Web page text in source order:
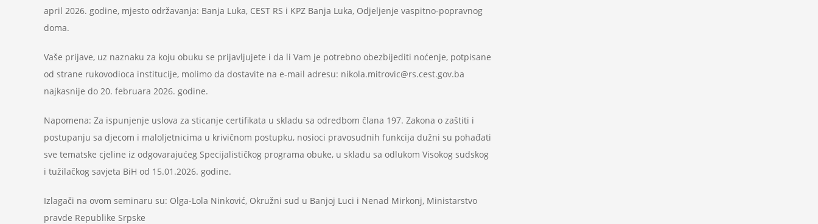
april 2026. godine, mjesto održavanja: Banja Luka, CEST RS i KPZ Banja Luka, Odjeljenje vaspitno-popravnog
doma.
Vaše prijave, uz naznaku za koju obuku se prijavljujete i da li Vam je potrebno obezbijediti noćenje, potpisane
od strane rukovodioca institucije, molimo da dostavite na e-mail adresu: nikola.mitrovic@rs.cest.gov.ba
najkasnije do 20. februara 2026. godine.
Napomena: Za ispunjenje uslova za sticanje certifikata u skladu sa odredbom člana 197. Zakona o zaštiti i
postupanju sa djecom i maloljetnicima u krivičnom postupku, nosioci pravosudnih funkcija dužni su pohađati
sve tematske cjeline iz odgovarajućeg Specijalističkog programa obuke, u skladu sa odlukom Visokog sudskog
i tužilačkog savjeta BiH od 15.01.2026. godine.
Izlagači na ovom seminaru su: Olga-Lola Ninković, Okružni sud u Banjoj Luci i Nenad Mirkonj, Ministarstvo
pravde Republike Srpske